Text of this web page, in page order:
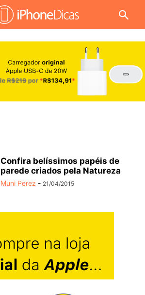
Confira belíssimos papéis de
parede criados pela Natureza
Muni Perez - 21/04/2015